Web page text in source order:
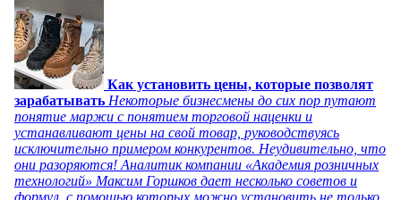
Как установить цены, которые позволят
зарабатывать Некоторые бизнесмены до сих пор путают
понятие маржи с понятием торговой наценки и
устанавливают цены на свой товар, руководствуясь
исключительно примером конкурентов. Неудивительно, что
они разоряются! Аналитик компании «Академия розничных
технологий» Максим Горшков дает несколько советов и
формул, с помощью которых можно установить не только